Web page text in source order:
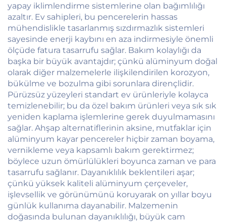
yapay iklimlendirme sistemlerine olan bağımlılığı
azaltır. Ev sahipleri, bu pencerelerin hassas
mühendislikle tasarlanmış sızdırmazlık sistemleri
sayesinde enerji kaybını en aza indirmesiyle önemli
ölçüde fatura tasarrufu sağlar. Bakım kolaylığı da
başka bir büyük avantajdır; çünkü alüminyum doğal
olarak diğer malzemelerle ilişkilendirilen korozyon,
bükülme ve bozulma gibi sorunlara dirençlidir.
Pürüzsüz yüzeyleri standart ev ürünleriyle kolayca
temizlenebilir; bu da özel bakım ürünleri veya sık sık
yeniden kaplama işlemlerine gerek duyulmamasını
sağlar. Ahşap alternatiflerinin aksine, mutfaklar için
alüminyum kayar pencereler hiçbir zaman boyama,
vernikleme veya kapsamlı bakım gerektirmez;
böylece uzun ömürlülükleri boyunca zaman ve para
tasarrufu sağlanır. Dayanıklılık beklentileri aşar;
çünkü yüksek kaliteli alüminyum çerçeveler,
işlevsellik ve görünümünü koruyarak on yıllar boyu
günlük kullanıma dayanabilir. Malzemenin
doğasında bulunan dayanıklılığı, büyük cam